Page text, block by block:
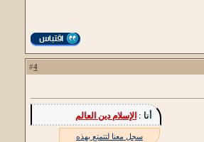
4
أنا : الإسلام دين العالم
سجل معنا لتتمتع بهذه